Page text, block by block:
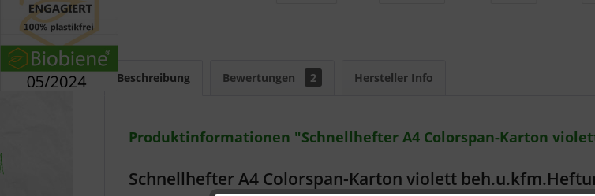
Beschreibung Bewertungen 2 Hersteller Info
Produktinformationen "Schnellhefter A4 Colorspan-Karton
Schnellhefter A4 Colorspan-Karton violett